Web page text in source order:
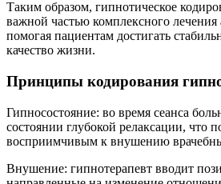
Таким образом, гипнотическое
важной частью комплексного лечения
помогая пациентам достигать
качество жизни.
Принципы кодирования
Гипносостояние: во время сеанса
состоянии глубокой релаксации, что
восприимчивым к внушению
Внушение: гипнотерапевт вводит